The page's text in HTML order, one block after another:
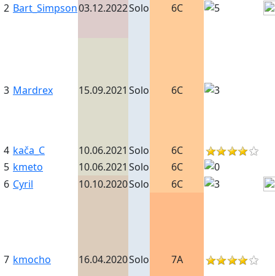
2 Bart_Simpson03.12.2022Solo 6C
3 Mardrex 15.09.2021 Solo 6C
4 kača_C 10.06.2021 Solo
6C
5 kmeto 10.06.2021 Solo
6C
6 Cyril 10.10.2020Solo 6C
7 kmocho 16.04.2020Solo 7A